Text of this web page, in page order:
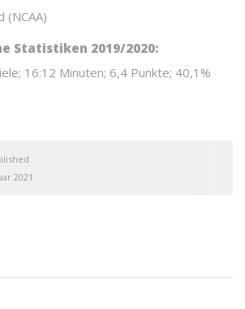
(NCAA)
Statistiken 2019/2020:
16:12 Minuten; 6,4 Punkte; 40,1%
2021